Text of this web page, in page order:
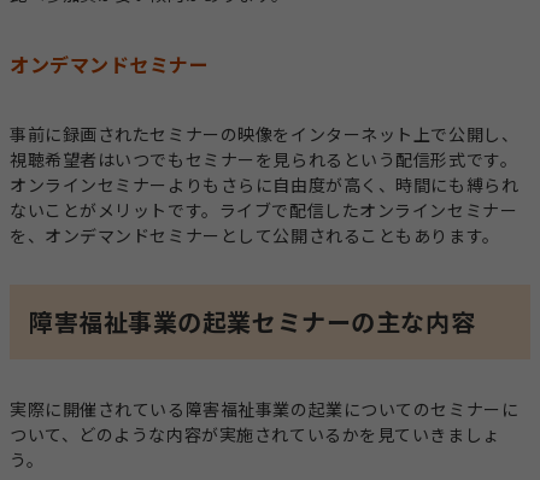
オンデマンドセミナー
事前に録画されたセミナーの映像をインターネット上で公開し、
視聴希望者はいつでもセミナーを見られるという配信形式です。
オンラインセミナーよりもさらに自由度が高く、時間にも縛られ
ないことがメリットです。ライブで配信したオンラインセミナー
を、オンデマンドセミナーとして公開されることもあります。
障害福祉事業の起業セミナーの主な内容
実際に開催されている障害福祉事業の起業についてのセミナーに
ついて、どのような内容が実施されているかを見ていきましょ
う。